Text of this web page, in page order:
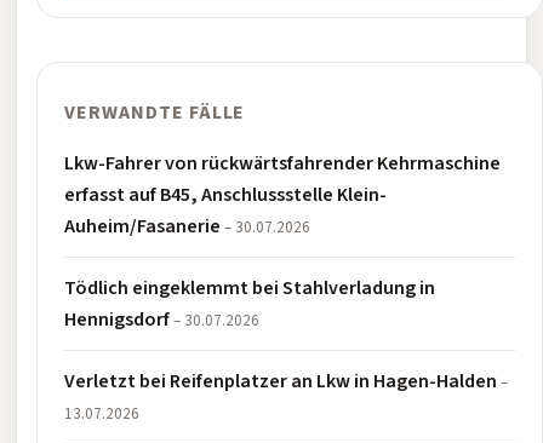
VERWANDTE FÄLLE
Lkw-Fahrer von rückwärtsfahrender Kehrmaschine
erfasst auf B45, Anschlussstelle Klein-
Auheim/Fasanerie– 30.07.2026
Tödlich eingeklemmt bei Stahlverladung in
Hennigsdorf– 30.07.2026
Verletzt bei Reifenplatzer an Lkw in Hagen-Halden–
13.07.2026